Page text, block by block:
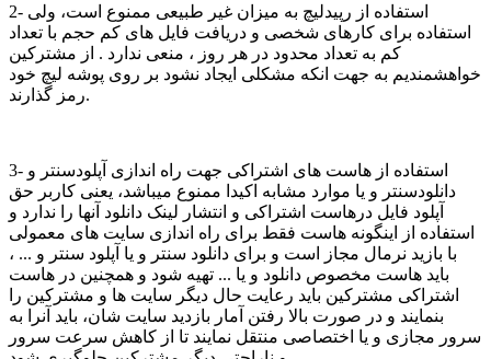
2- استفاده از رپیدلیچ به میزان غیر طبیعی ممنوع است، ولی
استفاده برای کارهای شخصی و دریافت فایل های کم حجم با تعداد
کم به تعداد محدود در هر روز ، منعی ندارد . از مشترکین
خواهشمندیم به جهت انکه مشکلی ایجاد نشود بر روی پوشه لیچ خود
رمز گذارند.
3- استفاده از هاست های اشتراکی جهت راه اندازی آپلودسنتر و
دانلودسنتر و یا موارد مشابه اکیدا ممنوع میباشد، یعنی کاربر حق
آپلود فایل درهاست اشتراکی و انتشار لینک دانلود آنها را ندارد و
استفاده از اینگونه هاست فقط برای راه اندازی سایت های معمولی
با بازید نرمال مجاز است و برای دانلود سنتر و یا آپلود سنتر و ... ،
باید هاست مخصوص دانلود و یا ... تهیه شود و همچنین در هاست
اشتراکی مشترکین باید رعایت حال دیگر سایت ها و مشترکین را
بنمایند و در صورت بالا رفتن آمار بازدید سایت شان، باید آنرا به
سرور مجازی و یا اختصاصی منتقل نمایند تا از کاهش سرعت سرور